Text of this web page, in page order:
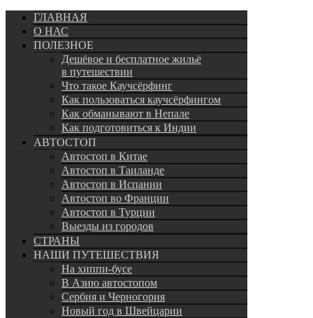
ГЛАВНАЯ
О НАС
ПОЛЕЗНОЕ
Дешёвое и бесплатное жильё
в путешествии
Что такое Каучсёрфинг
Как пользоваться каучсёрфингом
Как обманывают в Непале
Как подготовиться к Индии
АВТОСТОП
Автостоп в Китае
Автостоп в Таиланде
Автостоп в Испании
Автостоп во Франции
Автостоп в Турции
Выезды из городов
СТРАНЫ
НАШИ ПУТЕШЕСТВИЯ
На хиппи-бусе
В Азию автостопом
Сербия и Черногория
Новый год в Швейцарии